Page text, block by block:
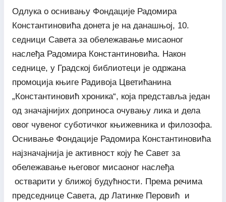
Одлука о оснивању Фондације Радомира
Константиновића донета је на данашњој, 10.
седници Савета за обележавање мисаоног
наслеђа Радомира Константиновића. Након
седнице, у Градској библиотеци је одржана
промоција књиге Радивоја Цветићанина
„Константиновић хроника“, која представља један
од значајнијих доприноса очувању лика и дела
овог чувеног суботичког књижевника и филозофа.
Оснивање Фондације Радомира Константиновића
најзначајнија је активност коју ће Савет за
обележавање његовог мисаоног наслеђа
остварити у ближој будућности. Према речима
председнице Савета, др Латинке Перовић и